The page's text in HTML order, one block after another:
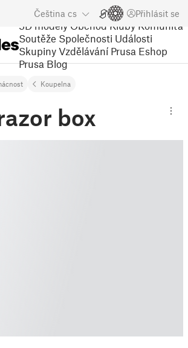
Čeština cs Přihlásit se
3D modely Obchod Kluby Komunita
Soutěže Společnosti Události
Skupiny Vzdělávání Prusa Eshop
Prusa Blog
Koupelna
box